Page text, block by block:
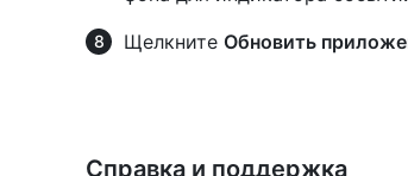
Щелкните Обновить
Справка и поддержка